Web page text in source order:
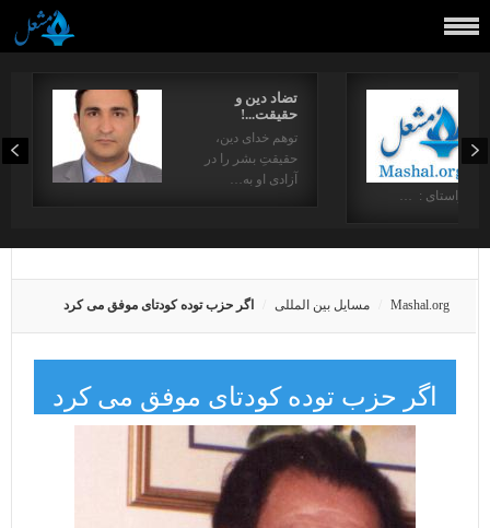
تضاد دین و
حقیقت...!
توهم خدای دین،
حقیقتِ بشر را در
آزادی او به…
در راستای : …
Mashal.org مسایل بین المللی اگر حزب توده کودتای موفق می کرد
اگر حزب توده کودتای موفق می کرد